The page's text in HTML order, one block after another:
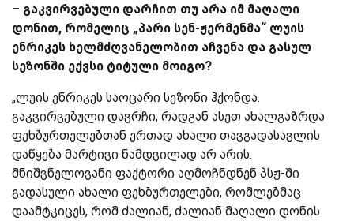
– გაკვირვებული დარჩით თუ არა იმ მაღალი
დონით, რომელიც „პარი სენ-ჟერმენმა“ ლუის
ენრიკეს ხელმძღვანელობით აჩვენა და გასულ
სეზონში ექვსი ტიტული მოიგო?
„ლუის ენრიკეს საოცარი სეზონი ჰქონდა.
გაკვირვებული დავრჩი, რადგან ასეთ ახალგაზრდა
ფეხბურთელებთან ერთად ახალი თავგადასავლის
დაწყება მარტივი ნამდვილად არ არის.
მნიშვნელოვანი ფაქტორი აღმოჩნდნენ პსჟ-ში
გადასული ახალი ფეხბურთელები, რომლებმაც
დაამტკიცეს, რომ ძალიან, ძალიან მაღალი დონის